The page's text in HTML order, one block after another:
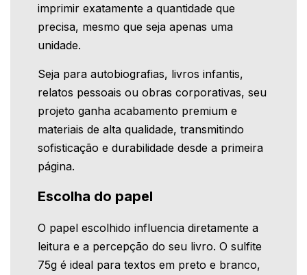
imprimir exatamente a quantidade que
precisa, mesmo que seja apenas uma
unidade.
Seja para autobiografias, livros infantis,
relatos pessoais ou obras corporativas, seu
projeto ganha acabamento premium e
materiais de alta qualidade, transmitindo
sofisticação e durabilidade desde a primeira
página.
Escolha do papel
O papel escolhido influencia diretamente a
leitura e a percepção do seu livro. O sulfite
75g é ideal para textos em preto e branco,